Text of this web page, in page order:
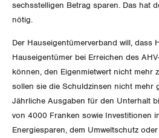
Gesundheit
Schweiz
Landesstreik
SERVICE
sechsstelligen Betrag sparen. Das hat
nötig.
Der Hauseigentümerverband will, dass
Hauseigentümer bei Erreichen des
können, den Eigenmietwert nicht mehr
sollen sie die Schuldzinsen nicht mehr
Jährliche Ausgaben für den Unterhalt
von 4000 Franken sowie Investitionen
Energiesparen, dem Umweltschutz